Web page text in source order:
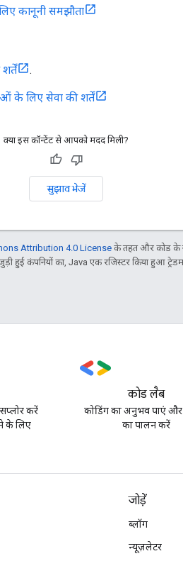
कानूनी समझौता
.
के लिए सेवा की शर्तें
क्या इस कॉन्टेंट से आपको मदद मिली?
सुझाव भेजें
Attribution 4.0 License के तहत और कोड के
कंपनियों का, Java एक रजिस्टर किया हुआ
करें
के लिए
कोड लैब
कोडिंग का अनुभव पाएं और
का पालन करें
जोड़ें
ब्लॉग
न्यूज़लेटर